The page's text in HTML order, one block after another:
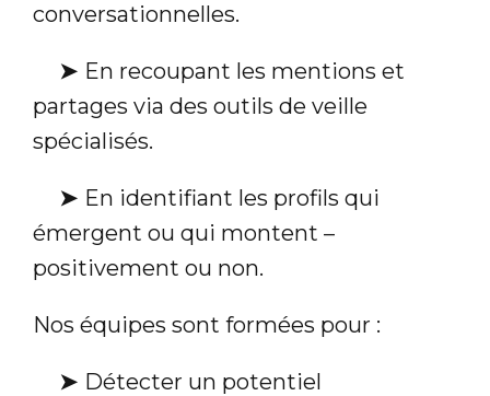
conversationnelles.
➤ En recoupant les mentions et
partages via des outils de veille
spécialisés.
➤ En identifiant les profils qui
émergent ou qui montent –
positivement ou non.
Nos équipes sont formées pour :
➤ Détecter un potentiel